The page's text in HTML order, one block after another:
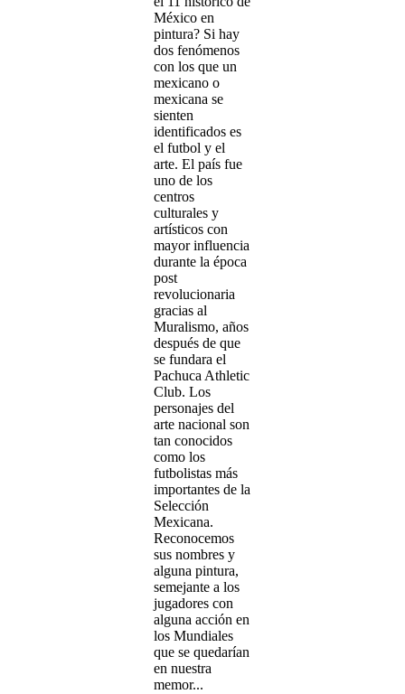
México en
pintura? Si hay
dos fenómenos
con los que un
mexicano o
mexicana se
sienten
identificados es
el futbol y el
arte. El país fue
uno de los
centros
culturales y
artísticos con
mayor influencia
durante la época
post
revolucionaria
gracias al
Muralismo, años
después de que
se fundara el
Pachuca Athletic
Club. Los
personajes del
arte nacional son
tan conocidos
como los
futbolistas más
importantes de la
Selección
Mexicana.
Reconocemos
sus nombres y
alguna pintura,
semejante a los
jugadores con
alguna acción en
los Mundiales
que se quedarían
en nuestra
memor...